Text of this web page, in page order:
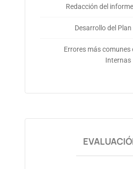
Redacción del
Desarrollo del
Errores más
Internas